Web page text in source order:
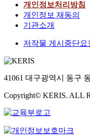
개인정보처리방침
개인정보 재동의
기관소개
저작물 게시중단요
41061 대구광역시 동구
Copyright© KERIS. ALL